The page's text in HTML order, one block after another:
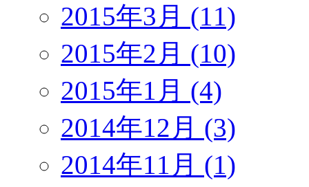
2015年3月 (11)
2015年2月 (10)
2015年1月 (4)
2014年12月 (3)
2014年11月 (1)